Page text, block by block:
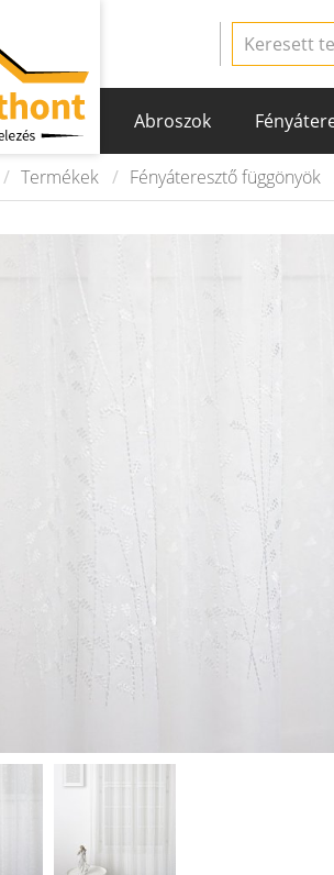
Abroszok
Termékek Fényáteresztő függönyök